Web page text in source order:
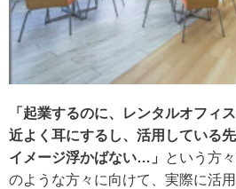
「起業するのに、レンタルオフィ
近よく耳にするし、活用している
イメージ浮かばない…」
という方
のような方々に向けて、実際に活